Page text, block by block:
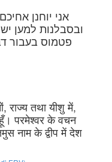
אני יוחנן
ובסבלנות למען
פטמוס בעבור
राज्य तथा यीशु में,
हूँ। परमेश्वर के वचन
नाम के द्वीप में देश